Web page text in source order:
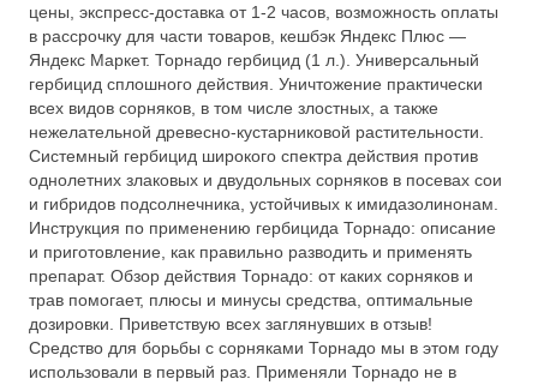
цены, экспресс-доставка от 1-2 часов, возможность оплаты
в рассрочку для части товаров, кешбэк Яндекс Плюс —
Яндекс Маркет. Торнадо гербицид (1 л.). Универсальный
гербицид сплошного действия. Уничтожение практически
всех видов сорняков, в том числе злостных, а также
нежелательной древесно-кустарниковой растительности.
Системный гербицид широкого спектра действия против
однолетних злаковых и двудольных сорняков в посевах сои
и гибридов подсолнечника, устойчивых к имидазолинонам.
Инструкция по применению гербицида Торнадо: описание
и приготовление, как правильно разводить и применять
препарат. Обзор действия Торнадо: от каких сорняков и
трав помогает, плюсы и минусы средства, оптимальные
дозировки. Приветствую всех заглянувших в отзыв!
Средство для борьбы с сорняками Торнадо мы в этом году
использовали в первый раз. Применяли Торнадо не в